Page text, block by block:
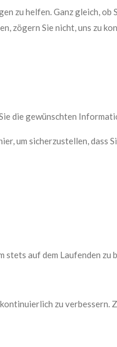
zu helfen. Ganz gleich, ob
zögern Sie nicht, uns zu
die gewünschten
um sicherzustellen, dass
auf dem Laufenden
zu verbessern.